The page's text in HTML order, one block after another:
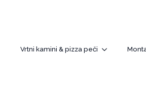
Vrtni kamini & pizza peči